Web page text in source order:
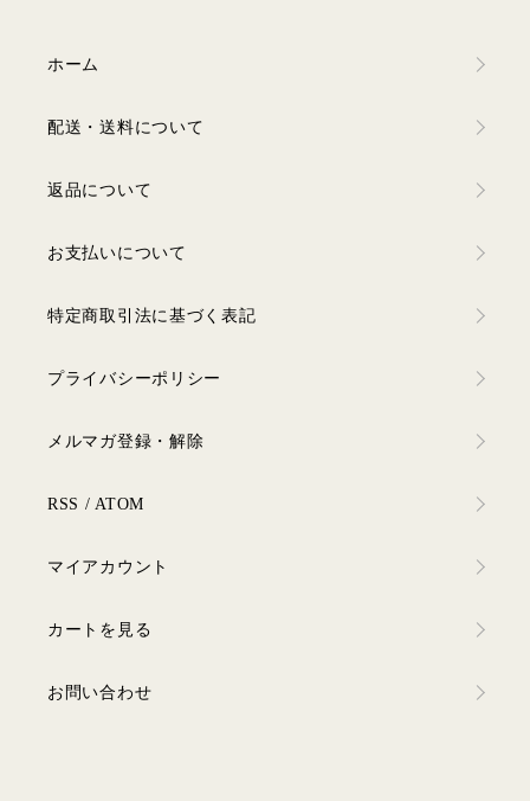
ホーム
配送・送料について
返品について
お支払いについて
特定商取引法に基づく表記
プライバシーポリシー
メルマガ登録・解除
RSS / ATOM
マイアカウント
カートを見る
お問い合わせ